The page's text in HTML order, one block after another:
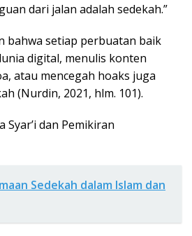
dari jalan adalah sedekah.”
bahwa setiap perbuatan baik
digital, menulis konten
atau mencegah hoaks juga
(Nurdin, 2021, hlm. 101).
Syar’i dan Pemikiran
Sedekah dalam Islam dan